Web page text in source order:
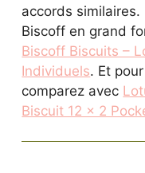
accords
Biscoff en grand
Biscoff Biscuits –
Individuels. Et
comparez avec
Biscuit 12 x 2